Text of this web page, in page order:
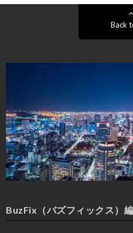
Back
BuzFix（バズフィックス）